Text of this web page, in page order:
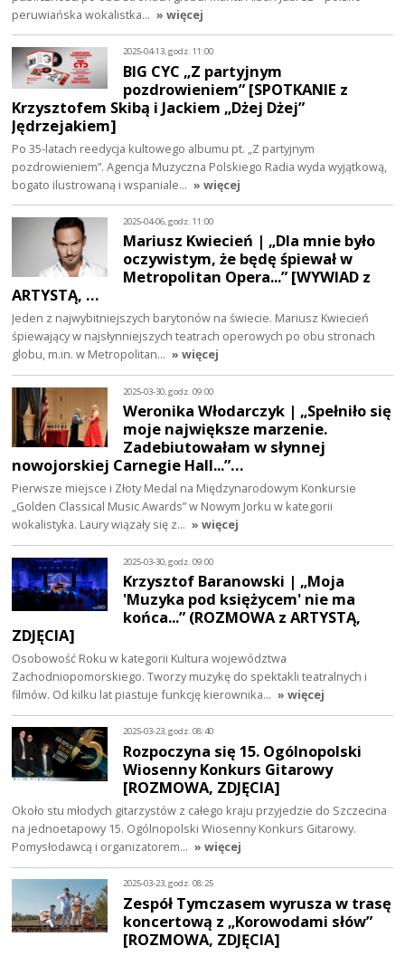
peruwiańska wokalistka… » więcej
2025-04-13, godz. 11:00
BIG CYC „Z partyjnym
pozdrowieniem” [SPOTKANIE z
Krzysztofem Skibą i Jackiem „Dżej Dżej”
Jędrzejakiem]
Po 35-latach reedycja kultowego albumu pt. „Z partyjnym
pozdrowieniem”. Agencja Muzyczna Polskiego Radia wyda wyjątkową,
bogato ilustrowaną i wspaniale… » więcej
2025-04-06, godz. 11:00
Mariusz Kwiecień | „Dla mnie było
oczywistym, że będę śpiewał w
Metropolitan Opera...” [WYWIAD z
ARTYSTĄ, …
Jeden z najwybitniejszych barytonów na świecie. Mariusz Kwiecień
śpiewający w najsłynniejszych teatrach operowych po obu stronach
globu, m.in. w Metropolitan… » więcej
2025-03-30, godz. 09:00
Weronika Włodarczyk | „Spełniło się
moje największe marzenie.
Zadebiutowałam w słynnej
nowojorskiej Carnegie Hall...”…
Pierwsze miejsce i Złoty Medal na Międzynarodowym Konkursie
„Golden Classical Music Awards” w Nowym Jorku w kategorii
wokalistyka. Laury wiązały się z… » więcej
2025-03-30, godz. 09:00
Krzysztof Baranowski | „Moja
'Muzyka pod księżycem' nie ma
końca...” (ROZMOWA z ARTYSTĄ,
ZDJĘCIA]
Osobowość Roku w kategorii Kultura województwa
Zachodniopomorskiego. Tworzy muzykę do spektakli teatralnych i
filmów. Od kilku lat piastuje funkcję kierownika… » więcej
2025-03-23, godz. 08:40
Rozpoczyna się 15. Ogólnopolski
Wiosenny Konkurs Gitarowy
[ROZMOWA, ZDJĘCIA]
Około stu młodych gitarzystów z całego kraju przyjedzie do Szczecina
na jednoetapowy 15. Ogólnopolski Wiosenny Konkurs Gitarowy.
Pomysłodawcą i organizatorem… » więcej
2025-03-23, godz. 08:25
Zespół Tymczasem wyrusza w trasę
koncertową z „Korowodami słów”
[ROZMOWA, ZDJĘCIA]